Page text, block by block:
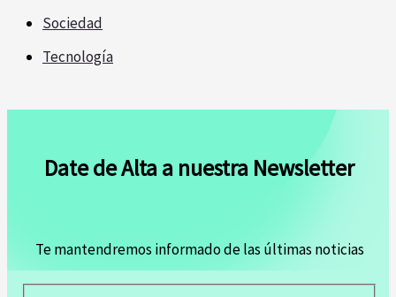
Sociedad
Tecnología
Date de Alta a nuestra Newsletter
Te mantendremos informado de las últimas noticias